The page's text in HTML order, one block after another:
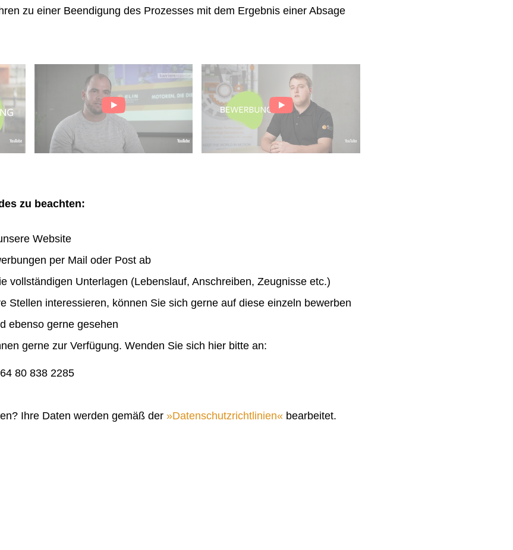
zu einer Beendigung des Prozesses mit dem Ergebnis einer Absage
zu beachten:
Website
per Mail oder Post ab
vollständigen Unterlagen (Lebenslauf, Anschreiben, Zeugnisse etc.)
Stellen interessieren, können Sie sich gerne auf diese einzeln bewerben
ebenso gerne gesehen
gerne zur Verfügung. Wenden Sie sich hier bitte an:
80 838 2285
Ihre Daten werden gemäß der Datenschutzrichtlinien bearbeitet.